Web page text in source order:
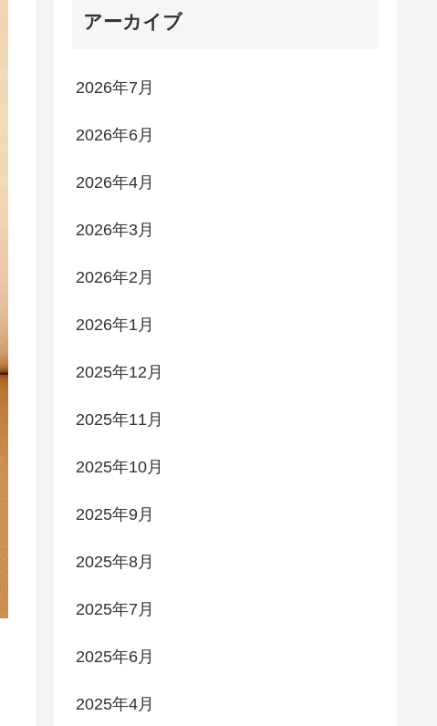
アーカイブ
2026年7月
2026年6月
2026年4月
2026年3月
2026年2月
2026年1月
2025年12月
2025年11月
2025年10月
2025年9月
2025年8月
2025年7月
2025年6月
2025年4月